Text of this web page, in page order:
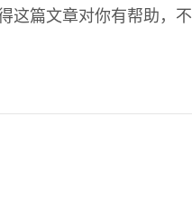
这篇文章对你有帮助，不